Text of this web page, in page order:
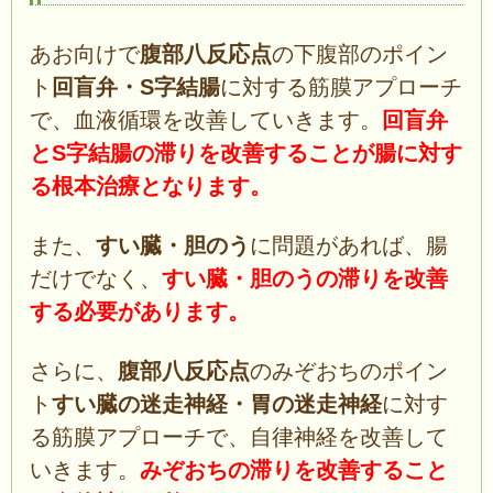
あお向けで腹部八反応点の下腹部のポイン
ト 回盲弁・ S字結腸に対する筋膜アプローチ
で、血液循環を改善していきます。
回盲弁
とS字結腸の滞りを改善することが腸に対す
る根本治療となります。
また、 すい臓・ 胆のう に問題があれば、腸
だけでなく、 すい臓・胆のうの滞りを改善
する必要があります。
さらに、 腹部八反応点のみぞおちのポイン
ト すい臓の迷走神経・胃の迷走神経に対す
る筋膜アプローチで、自律神経を改善して
いきます。 みぞおちの滞りを改善すること